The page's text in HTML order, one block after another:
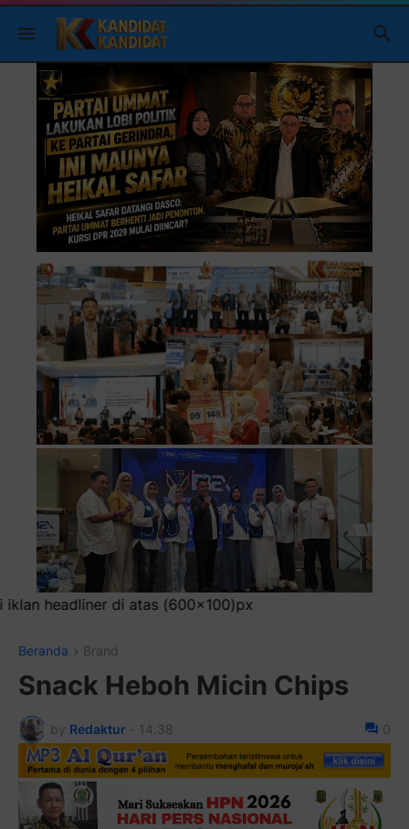
Beranda Brand
Snack Heboh Micin Chips
by Redaktur - 14.38 0